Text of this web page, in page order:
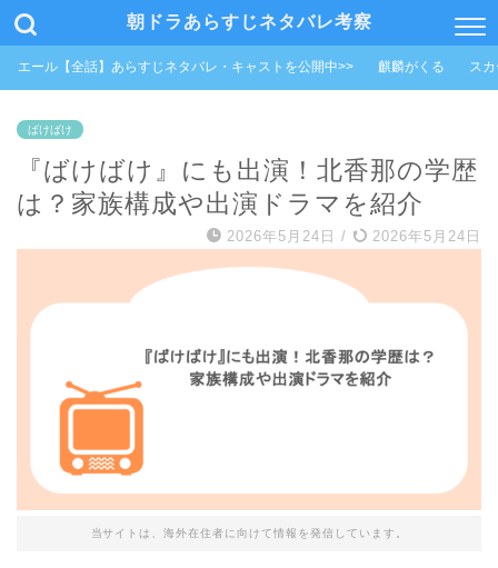
朝ドラあらすじネタバレ考察
エール【全話】あらすじネタバレ・キャストを公開中>> 麒麟がくる ス
ばけばけ
『ばけばけ』にも出演！北香那の学歴
は？家族構成や出演ドラマを紹介
2026年5月24日 / 2026年5月24日
当サイトは、海外在住者に向けて情報を発信しています。